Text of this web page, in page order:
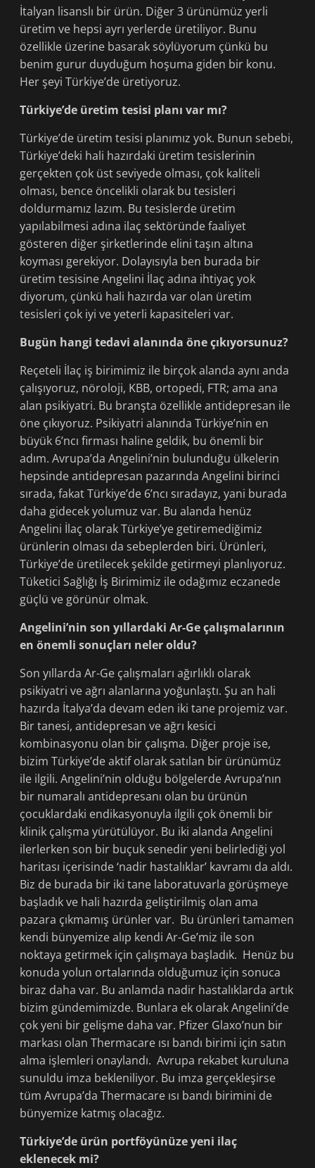
İtalyan lisanslı bir ürün. Diğer 3 ürünümüz yerli
üretim ve hepsi ayrı yerlerde üretiliyor. Bunu
özellikle üzerine basarak söylüyorum çünkü bu
benim gurur duyduğum hoşuma giden bir konu.
Her şeyi Türkiye’de üretiyoruz.
Türkiye’de üretim tesisi planı var mı?
Türkiye’de üretim tesisi planımız yok. Bunun sebebi,
Türkiye’deki hali hazırdaki üretim tesislerinin
gerçekten çok üst seviyede olması, çok kaliteli
olması, bence öncelikli olarak bu tesisleri
doldurmamız lazım. Bu tesislerde üretim
yapılabilmesi adına ilaç sektöründe faaliyet
gösteren diğer şirketlerinde elini taşın altına
koyması gerekiyor. Dolayısıyla ben burada bir
üretim tesisine Angelini İlaç adına ihtiyaç yok
diyorum, çünkü hali hazırda var olan üretim
tesisleri çok iyi ve yeterli kapasiteleri var.
Bugün hangi tedavi alanında öne çıkıyorsunuz?
Reçeteli İlaç iş birimimiz ile birçok alanda aynı anda
çalışıyoruz, nöroloji, KBB, ortopedi, FTR; ama ana
alan psikiyatri. Bu branşta özellikle antidepresan ile
öne çıkıyoruz. Psikiyatri alanında Türkiye’nin en
büyük 6’ncı firması haline geldik, bu önemli bir
adım. Avrupa’da Angelini’nin bulunduğu ülkelerin
hepsinde antidepresan pazarında Angelini birinci
sırada, fakat Türkiye’de 6’ncı sıradayız, yani burada
daha gidecek yolumuz var. Bu alanda henüz
Angelini İlaç olarak Türkiye’ye getiremediğimiz
ürünlerin olması da sebeplerden biri. Ürünleri,
Türkiye’de üretilecek şekilde getirmeyi planlıyoruz.
Tüketici Sağlığı İş Birimimiz ile odağımız eczanede
güçlü ve görünür olmak.
Angelini’nin son yıllardaki Ar-Ge çalışmalarının
en önemli sonuçları neler oldu?
Son yıllarda Ar-Ge çalışmaları ağırlıklı olarak
psikiyatri ve ağrı alanlarına yoğunlaştı. Şu an hali
hazırda İtalya’da devam eden iki tane projemiz var.
Bir tanesi, antidepresan ve ağrı kesici
kombinasyonu olan bir çalışma. Diğer proje ise,
bizim Türkiye’de aktif olarak satılan bir ürünümüz
ile ilgili. Angelini’nin olduğu bölgelerde Avrupa’nın
bir numaralı antidepresanı olan bu ürünün
çocuklardaki endikasyonuyla ilgili çok önemli bir
klinik çalışma yürütülüyor. Bu iki alanda Angelini
ilerlerken son bir buçuk senedir yeni belirlediği yol
haritası içerisinde ‘nadir hastalıklar’ kavramı da aldı.
Biz de burada bir iki tane laboratuvarla görüşmeye
başladık ve hali hazırda geliştirilmiş olan ama
pazara çıkmamış ürünler var. Bu ürünleri tamamen
kendi bünyemize alıp kendi Ar-Ge’miz ile son
noktaya getirmek için çalışmaya başladık. Henüz bu
konuda yolun ortalarında olduğumuz için sonuca
biraz daha var. Bu anlamda nadir hastalıklarda artık
bizim gündemimizde. Bunlara ek olarak Angelini’de
çok yeni bir gelişme daha var. Pfizer Glaxo’nun bir
markası olan Thermacare ısı bandı birimi için satın
alma işlemleri onaylandı. Avrupa rekabet kuruluna
sunuldu imza bekleniliyor. Bu imza gerçekleşirse
tüm Avrupa’da Thermacare ısı bandı birimini de
bünyemize katmış olacağız.
Türkiye’de ürün portföyünüze yeni ilaç
eklenecek mi?